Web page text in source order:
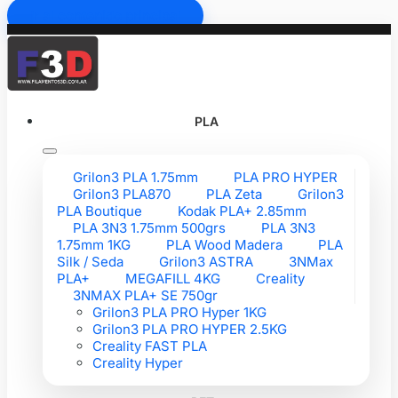
PLA
Grilon3 PLA 1.75mm
PLA PRO HYPER
Grilon3 PLA870
PLA Zeta
Grilon3
PLA Boutique
Kodak PLA+ 2.85mm
PLA 3N3 1.75mm 500grs
PLA 3N3
1.75mm 1KG
PLA Wood Madera
PLA
Silk / Seda
Grilon3 ASTRA
3NMax
PLA+
MEGAFILL 4KG
Creality
3NMAX PLA+ SE 750gr
Grilon3 PLA PRO Hyper 1KG
Grilon3 PLA PRO HYPER 2.5KG
Creality FAST PLA
Creality Hyper